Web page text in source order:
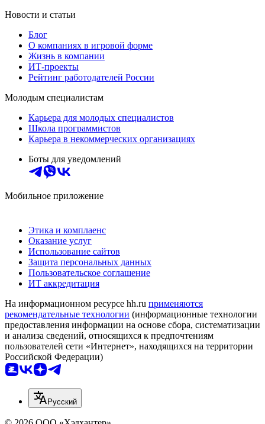
Новости и статьи
Блог
О компаниях в игровой форме
Жизнь в компании
ИТ-проекты
Рейтинг работодателей России
Молодым специалистам
Карьера для молодых специалистов
Школа программистов
Карьера в некоммерческих организациях
Боты для уведомлений
Мобильное приложение
Этика и комплаенс
Оказание услуг
Использование сайтов
Защита персональных данных
Пользовательское соглашение
ИТ аккредитация
На информационном ресурсе hh.ru применяются
рекомендательные технологии (информационные технологии
предоставления информации на основе сбора, систематизации
и анализа сведений, относящихся к предпочтениям
пользователей сети «Интернет», находящихся на территории
Российской Федерации)
Русский